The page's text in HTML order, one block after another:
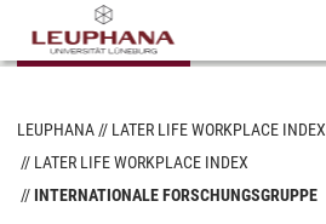
LEUPHANA
LATER LIFE WORKPLACE INDEX
LATER LIFE WORKPLACE INDEX
INTERNATIONALE FORSCHUNGSGRUPPE